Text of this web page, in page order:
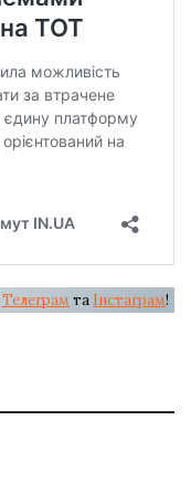
Телеграм та Інстаграм!